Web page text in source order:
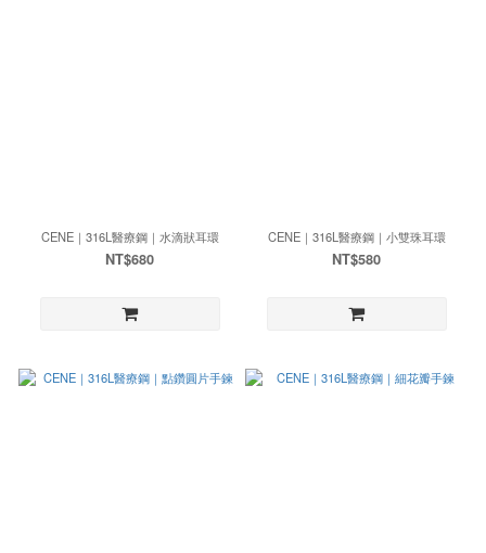
CENE｜316L醫療鋼｜水滴狀耳環
NT$680
CENE｜316L醫療鋼｜小雙珠耳環
NT$580